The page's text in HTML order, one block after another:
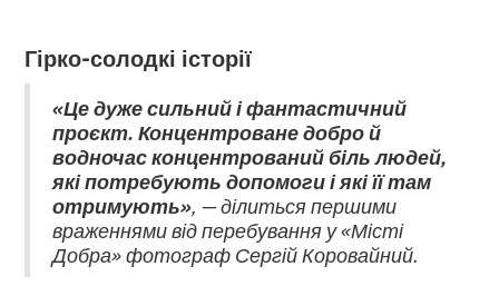
Гірко-солодкі історії
«Це дуже сильний і фантастичний
проєкт. Концентроване добро й
водночас концентрований біль людей,
які потребують допомоги і які її там
отримують», — ділиться першими
враженнями від перебування у «Місті
Добра» фотограф Сергій Коровайний.